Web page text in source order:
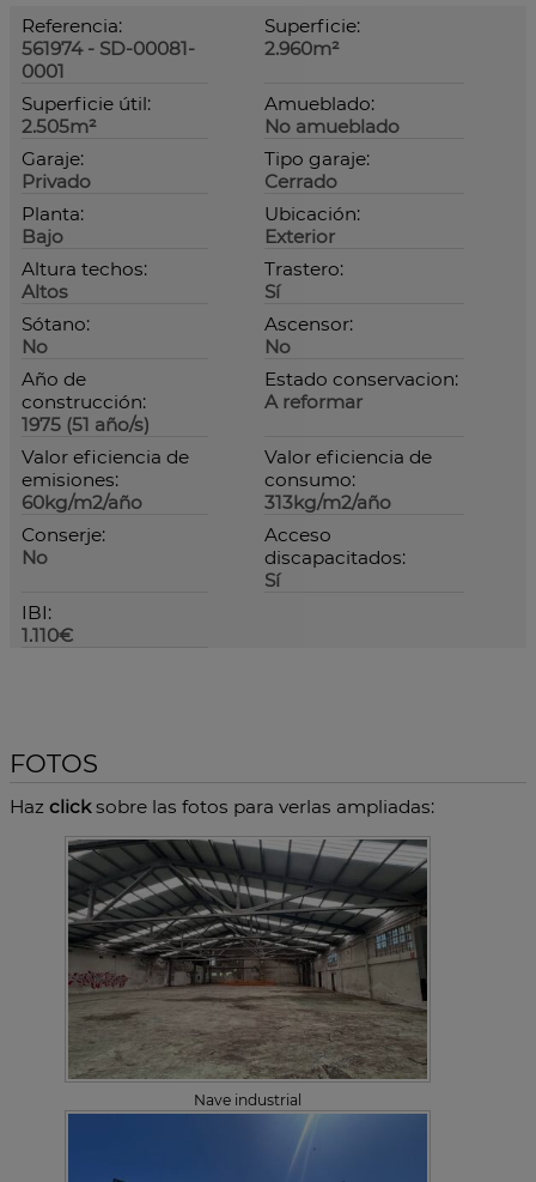
Referencia:
561974 - SD-00081-
0001
Superficie:
2.960m²
Superficie útil:
2.505m²
Amueblado:
No amueblado
Garaje:
Privado
Tipo garaje:
Cerrado
Planta:
Bajo
Ubicación:
Exterior
Altura techos:
Altos
Trastero:
Sí
Sótano:
No
Ascensor:
No
Año de
construcción:
1975 (51 año/s)
Estado conservacion:
A reformar
Valor eficiencia de
emisiones:
60kg/m2/año
Valor eficiencia de
consumo:
313kg/m2/año
Conserje:
No
Acceso
discapacitados:
Sí
IBI:
1.110€
FOTOS
Haz clicksobre las fotos para verlas ampliadas:
Nave industrial